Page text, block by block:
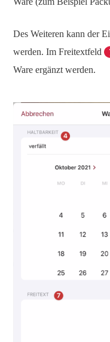
Des Weiteren kann der
werden. Im Freitextfeld
Ware ergänzt werden.